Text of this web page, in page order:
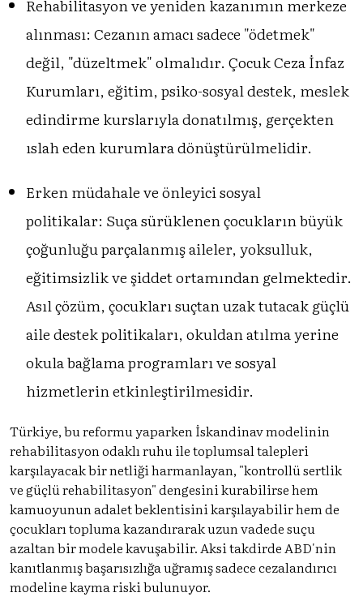
Rehabilitasyon ve yeniden kazanımın merkeze
alınması: Cezanın amacı sadece "ödetmek"
değil, "düzeltmek" olmalıdır. Çocuk Ceza İnfaz
Kurumları, eğitim, psiko-sosyal destek, meslek
edindirme kurslarıyla donatılmış, gerçekten
ıslah eden kurumlara dönüştürülmelidir.
Erken müdahale ve önleyici sosyal
politikalar: Suça sürüklenen çocukların büyük
çoğunluğu parçalanmış aileler, yoksulluk,
eğitimsizlik ve şiddet ortamından gelmektedir.
Asıl çözüm, çocukları suçtan uzak tutacak güçlü
aile destek politikaları, okuldan atılma yerine
okula bağlama programları ve sosyal
hizmetlerin etkinleştirilmesidir.
Türkiye, bu reformu yaparken İskandinav modelinin
rehabilitasyon odaklı ruhu ile toplumsal talepleri
karşılayacak bir netliği harmanlayan, "kontrollü sertlik
ve güçlü rehabilitasyon" dengesini kurabilirse hem
kamuoyunun adalet beklentisini karşılayabilir hem de
çocukları topluma kazandırarak uzun vadede suçu
azaltan bir modele kavuşabilir. Aksi takdirde ABD'nin
kanıtlanmış başarısızlığa uğramış sadece cezalandırıcı
modeline kayma riski bulunuyor.